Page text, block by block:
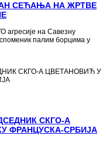
СЕЋАЊА НА ЖРТВЕ
агресије на Савезну
споменик палим борцима у
СКГО-А
ФРАНЦУСКА-СРБИЈА